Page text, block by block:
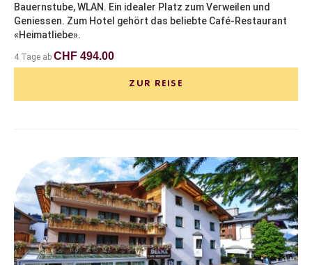
Bauernstube, WLAN. Ein idealer Platz zum Verweilen und
Geniessen. Zum Hotel gehört das beliebte Café-Restaurant
«Heimatliebe».
4 Tage ab CHF 494.00
ZUR REISE